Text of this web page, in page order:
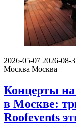
2026-05-07 2026-08-
Москва Москва
Концерты
в Москве:
Roofevents